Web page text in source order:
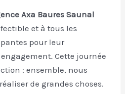
Axa Baures Saunal
et à tous les
pour leur
Cette journée
: ensemble, nous
de grandes choses.